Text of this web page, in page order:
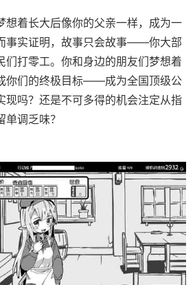
想着长大后像你的父亲一样，成为一
事实证明，故事只会故事——你大部
们打零工。你和身边的朋友们梦想着
你们的终极目标——成为全国顶级公
现吗？还是不可多得的机会注定从指
调乏味？